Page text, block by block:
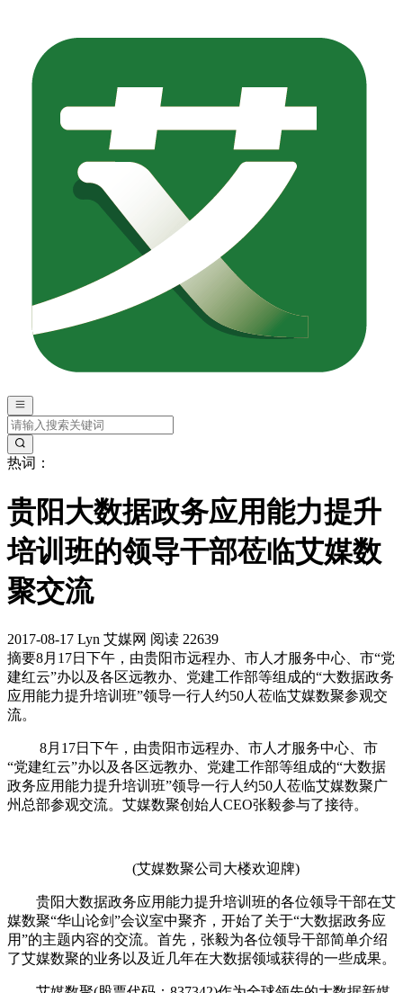
热词：
贵阳大数据政务应用能力提升
培训班的领导干部莅临艾媒数
聚交流
2017-08-17 Lyn 艾媒网 阅读 22639
摘要8月17日下午，由贵阳市远程办、市人才服务中心、市“党
建红云”办以及各区远教办、党建工作部等组成的“大数据政务
应用能力提升培训班”领导一行人约50人莅临艾媒数聚参观交
流。
8月17日下午，由贵阳市远程办、市人才服务中心、市
“党建红云”办以及各区远教办、党建工作部等组成的“大数据
政务应用能力提升培训班”领导一行人约50人莅临艾媒数聚广
州总部参观交流。艾媒数聚创始人CEO张毅参与了接待。
(艾媒数聚公司大楼欢迎牌)
贵阳大数据政务应用能力提升培训班的各位领导干部在艾
媒数聚“华山论剑”会议室中聚齐，开始了关于“大数据政务应
用”的主题内容的交流。首先，张毅为各位领导干部简单介绍
了艾媒数聚的业务以及近几年在大数据领域获得的一些成果。